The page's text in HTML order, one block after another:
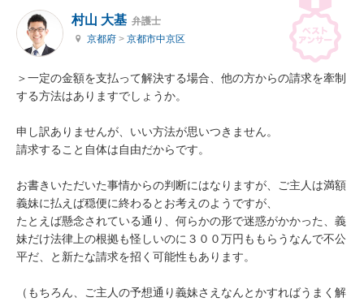
村山 大基 弁護士
京都府 > 京都市中京区
＞一定の金額を支払って解決する場合、他の方からの請求を牽制
する方法はありますでしょうか。
申し訳ありませんが、いい方法が思いつきません。
請求すること自体は自由だからです。
お書きいただいた事情からの判断にはなりますが、ご主人は満額
義妹に払えば穏便に終わるとお考えのようですが、
たとえば懸念されている通り、何らかの形で迷惑がかかった、義
妹だけ法律上の根拠も怪しいのに３００万円ももらうなんで不公
平だ、と新たな請求を招く可能性もあります。
（もちろん、ご主人の予想通り義妹さえなんとかすればうまく解